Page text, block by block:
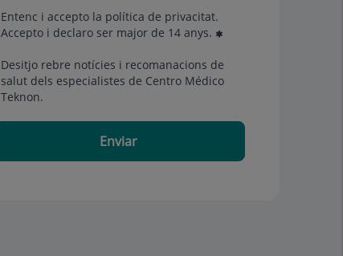
Entenc i accepto la política de privacitat.
Accepto i declaro ser major de 14 anys.
Desitjo rebre notícies i recomanacions de
salut dels especialistes de Centro Médico
Teknon.
Enviar